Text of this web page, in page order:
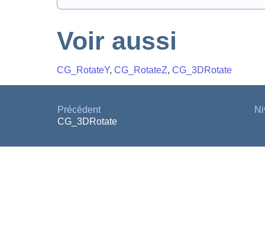
Voir aussi
CG_RotateY, CG_RotateZ, CG_3DRotate
Précédent
CG_3DRotate